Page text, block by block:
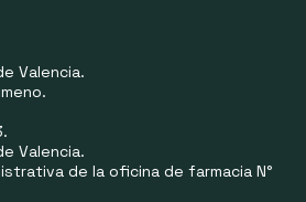
Valencia.
Valencia.
de la oficina de farmacia N°